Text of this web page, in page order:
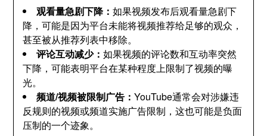
观看量急剧下降：如果视频发布后观看量急剧下
降，可能是因为平台未能将视频推荐给足够的观众，
甚至被从推荐列表中移除。
评论互动减少：如果视频的评论数和互动率突然
下降，可能表明平台在某种程度上限制了视频的曝
光。
频道/视频被限制广告：YouTube通常会对涉嫌违
反规则的视频或频道实施广告限制，这也可能是负面
压制的一个迹象。